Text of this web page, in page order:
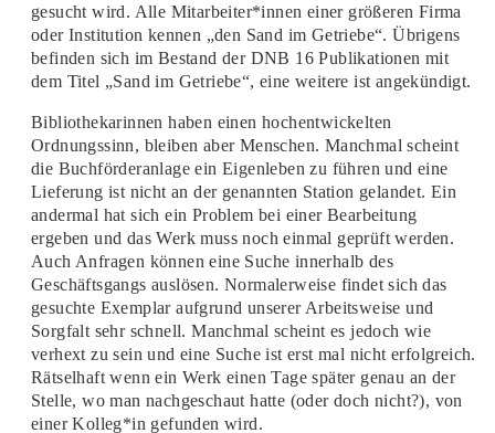
gesucht wird. Alle Mitarbeiter*innen einer größeren Firma
oder Institution kennen „den Sand im Getriebe“. Übrigens
befinden sich im Bestand der DNB 16 Publikationen mit
dem Titel „Sand im Getriebe“, eine weitere ist angekündigt.
Bibliothekarinnen haben einen hochentwickelten
Ordnungssinn, bleiben aber Menschen. Manchmal scheint
die Buchförderanlage ein Eigenleben zu führen und eine
Lieferung ist nicht an der genannten Station gelandet. Ein
andermal hat sich ein Problem bei einer Bearbeitung
ergeben und das Werk muss noch einmal geprüft werden.
Auch Anfragen können eine Suche innerhalb des
Geschäftsgangs auslösen. Normalerweise findet sich das
gesuchte Exemplar aufgrund unserer Arbeitsweise und
Sorgfalt sehr schnell. Manchmal scheint es jedoch wie
verhext zu sein und eine Suche ist erst mal nicht erfolgreich.
Rätselhaft wenn ein Werk einen Tage später genau an der
Stelle, wo man nachgeschaut hatte (oder doch nicht?), von
einer Kolleg*in gefunden wird.